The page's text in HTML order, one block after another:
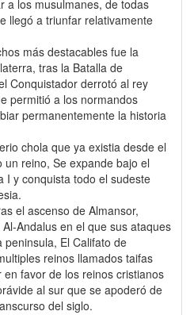
a los musulmanes, de todas
llegó a triunfar relativamente
tras la Batalla de
Conquistador derrotó al rey
permitió a los normandos
permanentemente la historia
chola que ya existia desde el
reino, Se expande bajo el
I y conquista todo el sudeste
Andalus en el que sus ataques
El Califato de
reinos llamados taifas
favor de los reinos cristianos
al sur que se apoderó de
del siglo.